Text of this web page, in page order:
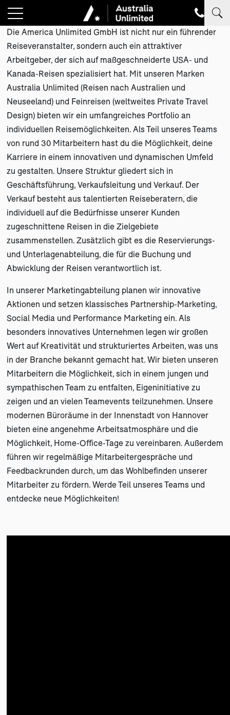
Die America Unlimited GmbH ist nicht nur ein führender
Reiseveranstalter, sondern auch ein attraktiver
Arbeitgeber, der sich auf maßgeschneiderte USA- und
Kanada-Reisen spezialisiert hat. Mit unseren Marken
Australia Unlimited (Reisen nach Australien und
Neuseeland) und Feinreisen (weltweites Private Travel
Design) bieten wir ein umfangreiches Portfolio an
individuellen Reisemöglichkeiten. Als Teil unseres Teams
von rund 30 Mitarbeitern hast du die Möglichkeit, deine
Karriere in einem innovativen und dynamischen Umfeld
zu gestalten. Unsere Struktur gliedert sich in
Geschäftsführung, Verkaufsleitung und Verkauf. Der
Verkauf besteht aus talentierten Reiseberatern, die
individuell auf die Bedürfnisse unserer Kunden
zugeschnittene Reisen in die Zielgebiete
zusammenstellen. Zusätzlich gibt es die Reservierungs-
und Unterlagenabteilung, die für die Buchung und
Abwicklung der Reisen verantwortlich ist.
In unserer Marketingabteilung planen wir innovative
Aktionen und setzen klassisches Partnership-Marketing,
Social Media und Performance Marketing ein. Als
besonders innovatives Unternehmen legen wir großen
Wert auf Kreativität und strukturiertes Arbeiten, was uns
in der Branche bekannt gemacht hat. Wir bieten unseren
Mitarbeitern die Möglichkeit, sich in einem jungen und
sympathischen Team zu entfalten, Eigeninitiative zu
zeigen und an vielen Teamevents teilzunehmen. Unsere
modernen Büroräume in der Innenstadt von Hannover
bieten eine angenehme Arbeitsatmosphäre und die
Möglichkeit, Home-Office-Tage zu vereinbaren. Außerdem
führen wir regelmäßige Mitarbeitergespräche und
Feedbackrunden durch, um das Wohlbefinden unserer
Mitarbeiter zu fördern. Werde Teil unseres Teams und
entdecke neue Möglichkeiten!